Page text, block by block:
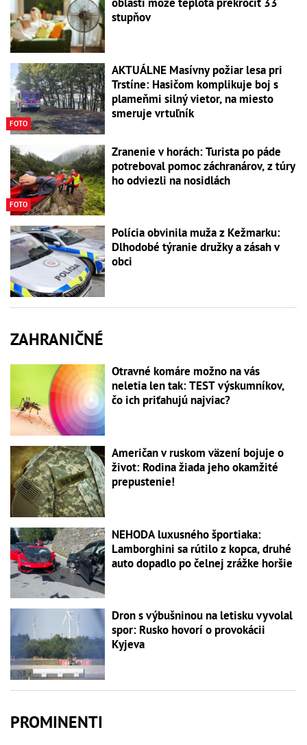
stupňov
FOTO
AKTUÁLNE Masívny požiar lesa pri
Trstíne: Hasičom komplikuje boj s
plameňmi silný vietor, na miesto
smeruje vrtuľník
FOTO
Zranenie v horách: Turista po páde
potreboval pomoc záchranárov, z túry
ho odviezli na nosidlách
Polícia obvinila muža z Kežmarku:
Dlhodobé týranie družky a zásah v
obci
ZAHRANIČNÉ
Otravné komáre možno na vás
neletia len tak: TEST výskumníkov,
čo ich priťahujú najviac?
Američan v ruskom väzení bojuje o
život: Rodina žiada jeho okamžité
prepustenie!
NEHODA luxusného športiaka:
Lamborghini sa rútilo z kopca, druhé
auto dopadlo po čelnej zrážke horšie
Dron s výbušninou na letisku vyvolal
spor: Rusko hovorí o provokácii
Kyjeva
PROMINENTI